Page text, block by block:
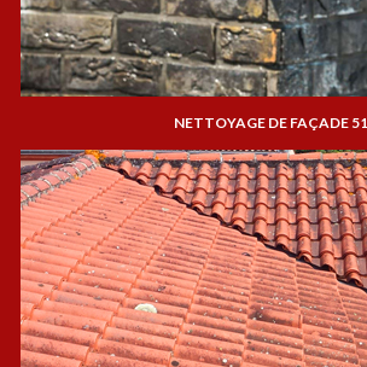
NETTOYAGE DE FAÇADE 51